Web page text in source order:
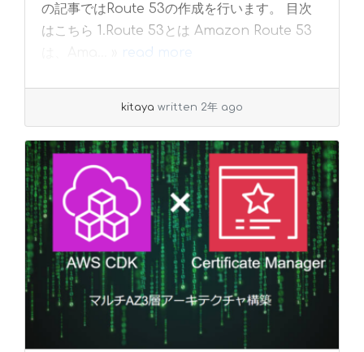
の記事ではRoute 53の作成を行います。 目次
はこちら 1.Route 53とは Amazon Route 53
read more
kitaya written 2年 ago